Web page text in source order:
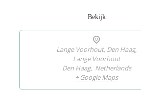
Bekijk
Lange Voorhout, Den Haag,
Lange Voorhout
Den Haag, Netherlands
+ Google Maps